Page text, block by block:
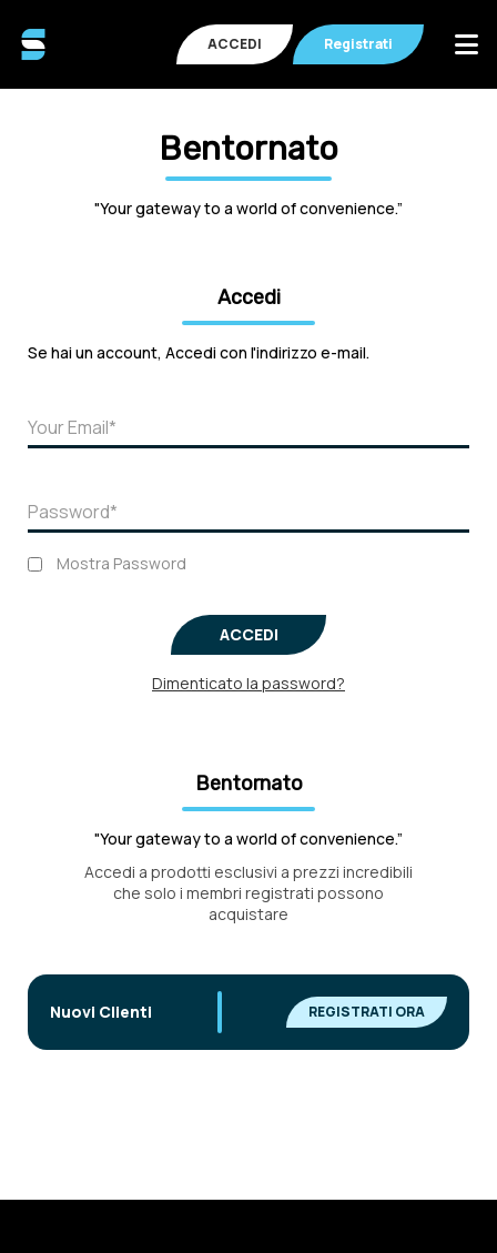
ACCEDI Registrati
Bentornato
"Your gateway to a world of convenience.”
Accedi
Se hai un account, Accedi con l'indirizzo e-mail.
Mostra Password
ACCEDI
Dimenticato la password?
Bentornato
"Your gateway to a world of convenience.”
Accedi a prodotti esclusivi a prezzi incredibili
che solo i membri registrati possono
acquistare
Nuovi Clienti REGISTRATI ORA